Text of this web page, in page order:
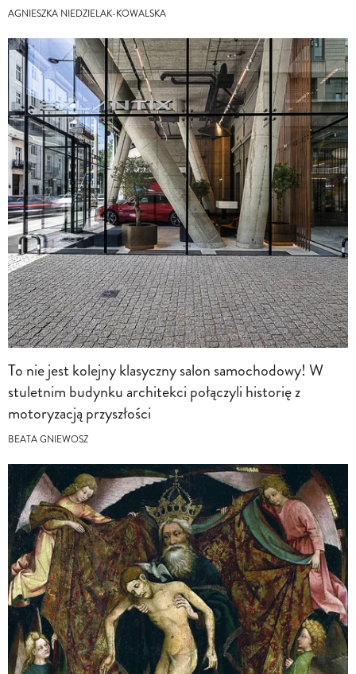
AGNIESZKA NIEDZIELAK-KOWALSKA
To nie jest kolejny klasyczny salon samochodowy! W
stuletnim budynku architekci połączyli historię z
motoryzacją przyszłości
BEATA GNIEWOSZ